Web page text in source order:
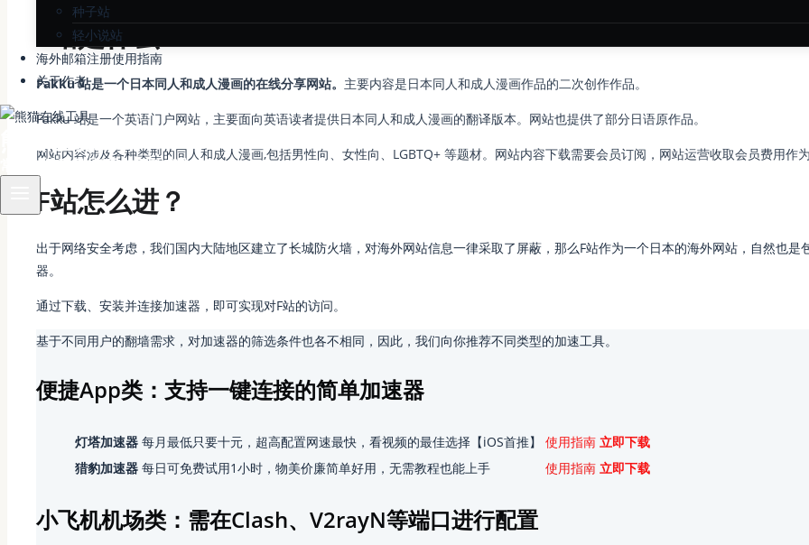
种子站
轻小说站
海外邮箱注册使用指南
关于作者
熊猫在线工具
常用在线工具·新手使用教程大全
F站是什么？
Fakku 站是一个日本同人和成人漫画的在线分享网站。 主要内容是日本同人和成人漫画作品的二次创作作品。
Fakku 站是一个英语门户网站，主要面向英语读者提供日本同人和成人漫画的翻译版本。网站也提供了部分日语原作品。
网站内容涉及各种类型的同人和成人漫画,包括男性向、女性向、LGBTQ+ 等题材。网站内容下载需要会员订阅，网站运营收取会员费用作为
F站怎么进？
出于网络安全考虑，我们国内大陆地区建立了长城防火墙，对海外网站信息一律采取了屏蔽，那么F站作为一个日本的海外网站，自然也
器。
通过下载、安装并连接加速器，即可实现对F站的访问。
基于不同用户的翻墙需求，对加速器的筛选条件也各不相同，因此，我们向你推荐不同类型的加速工具。
便捷App类：支持一键连接的简单加速器
灯塔加速器 每月最低只要十元，超高配置网速最快，看视频的最佳选择【iOS首推】 使用指南 立即下载
猎豹加速器 每日可免费试用1小时，物美价廉简单好用，无需教程也能上手 使用指南 立即下载
小飞机机场类：需在Clash、V2rayN等端口进行配置